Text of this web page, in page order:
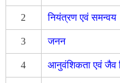
2 नियंत्रण एवं समन्वय
3 जनन
4 आनुवंशिकता एवं जैव